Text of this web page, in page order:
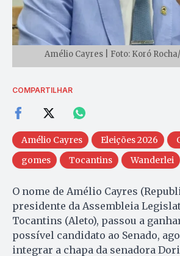
Amélio Cayres | Foto: Koró
COMPARTILHAR
Amélio Cayres Eleições 2026
gomes
Tocantins Wanderlei
O nome de Amélio Cayres
presidente da Assembleia
Tocantins (Aleto), passou a
possível candidato ao Senado,
integrar a chapa da senadora